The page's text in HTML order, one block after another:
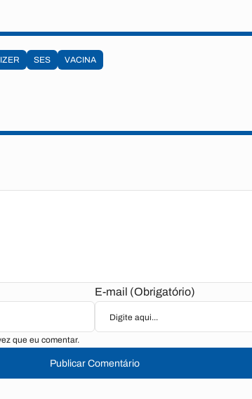
SES VACINA
E-mail (Obrigatório)
que eu comentar.
Publicar Comentário